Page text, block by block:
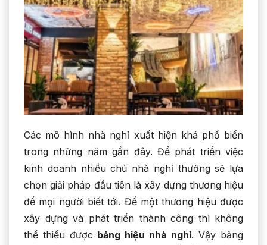
Các mô hình nhà nghỉ xuất hiện khá phổ biến
trong những năm gần đây. Để phát triển việc
kinh doanh nhiều chủ nhà nghỉ thường sẽ lựa
chọn giải pháp đầu tiên là xây dựng thương hiệu
để mọi người biết tới. Để một thương hiệu được
xây dựng và phát triển thành công thì không
thể thiếu được bảng hiệu nhà nghỉ. Vậy bảng